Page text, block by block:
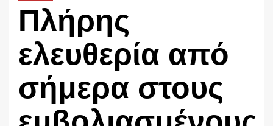
Πλήρης
ελευθερία από
σήμερα στους